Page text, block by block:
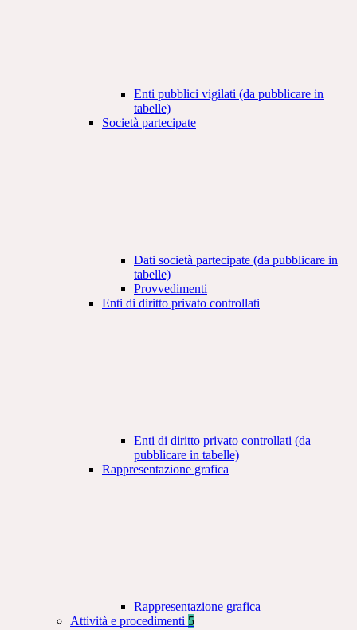
Enti pubblici vigilati (da pubblicare in
tabelle)
Società partecipate
Dati società partecipate (da pubblicare in
tabelle)
Provvedimenti
Enti di diritto privato controllati
Enti di diritto privato controllati (da
pubblicare in tabelle)
Rappresentazione grafica
Rappresentazione grafica
Attività e procedimenti 5